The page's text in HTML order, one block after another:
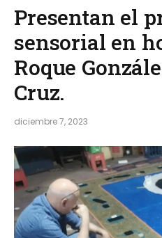
Presentan el
sensorial en
Roque
Cruz.
diciembre 7, 2023